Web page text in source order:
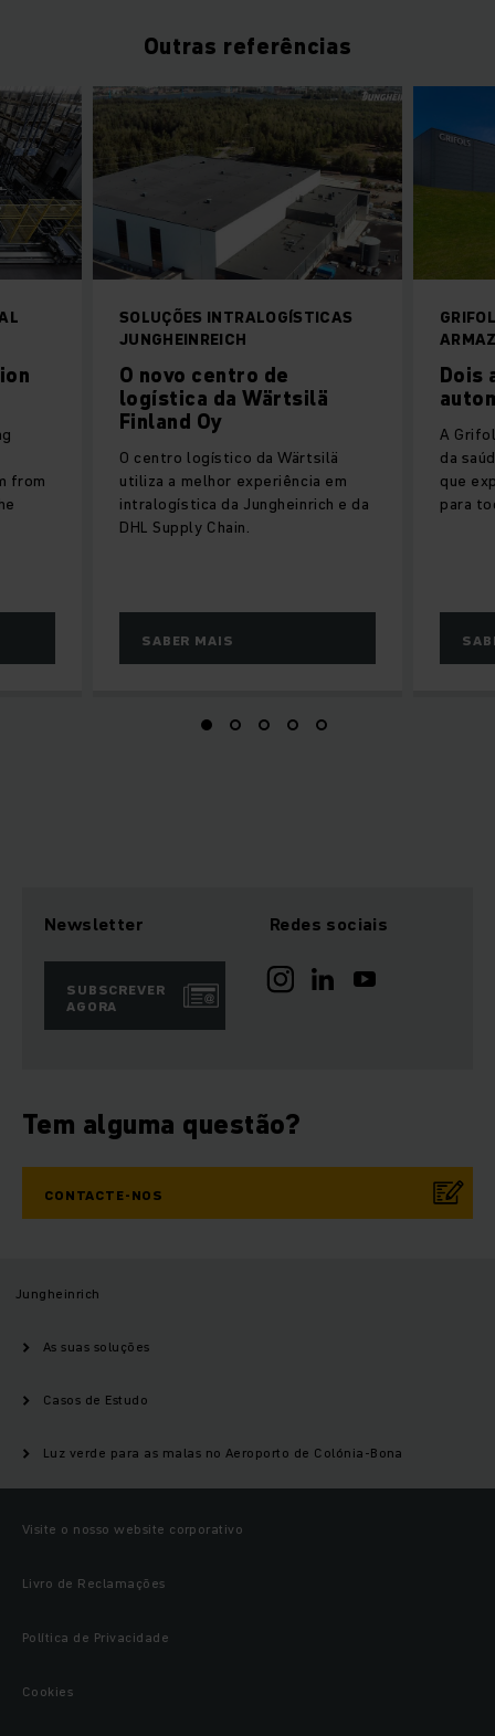
Outras referências
SOLUÇÕES INTRALOGÍSTICAS
JUNGHEINREICH
O novo centro de
logística da Wärtsilä
Finland Oy
O centro logístico da Wärtsilä
utiliza a melhor experiência em
intralogística da Jungheinrich e da
DHL Supply Chain.
SABER MAIS
Dois
A
da
que
para
from
Newsletter
SUBSCREVER
AGORA
Redes sociais
Tem alguma questão?
CONTACTE-NOS
Jungheinrich
As suas soluções
Casos de Estudo
Luz verde para as malas no Aeroporto de Colónia-Bona
Visite o nosso website corporativo
Livro de Reclamações
Política de Privacidade
Cookies